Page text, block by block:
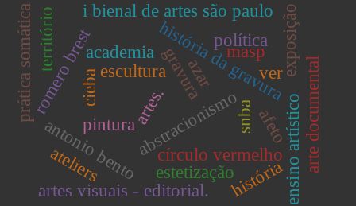
círculo vermelho
pintura artes.
gravura
ensino artístico
história da gravura
academia
cieba
antonio bento
romero brest
abstracionismo
i bienal de artes são paulo
masp
prática somática arte documental
snba
exposição
artes visuais - editorial.
azar
escultura
território
ver
ateliers história
política
afeto
estetização